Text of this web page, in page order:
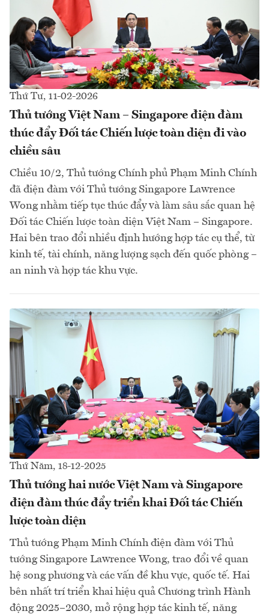
Thứ Tư, 11-02-2026
Thủ tướng Việt Nam – Singapore điện đàm
thúc đẩy Đối tác Chiến lược toàn diện đi vào
chiều sâu
Chiều 10/2, Thủ tướng Chính phủ Phạm Minh Chính
đã điện đàm với Thủ tướng Singapore Lawrence
Wong nhằm tiếp tục thúc đẩy và làm sâu sắc quan hệ
Đối tác Chiến lược toàn diện Việt Nam – Singapore.
Hai bên trao đổi nhiều định hướng hợp tác cụ thể, từ
kinh tế, tài chính, năng lượng sạch đến quốc phòng –
an ninh và hợp tác khu vực.
Thứ Năm, 18-12-2025
Thủ tướng hai nước Việt Nam và Singapore
điện đàm thúc đẩy triển khai Đối tác Chiến
lược toàn diện
Thủ tướng Phạm Minh Chính điện đàm với Thủ
tướng Singapore Lawrence Wong, trao đổi về quan
hệ song phương và các vấn đề khu vực, quốc tế. Hai
bên nhất trí triển khai hiệu quả Chương trình Hành
động 2025–2030, mở rộng hợp tác kinh tế, năng